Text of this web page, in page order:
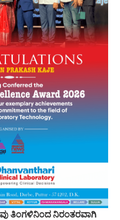
ತಿಂಗಳಿನಿಂದ ನಿರಂತರವಾಗಿ